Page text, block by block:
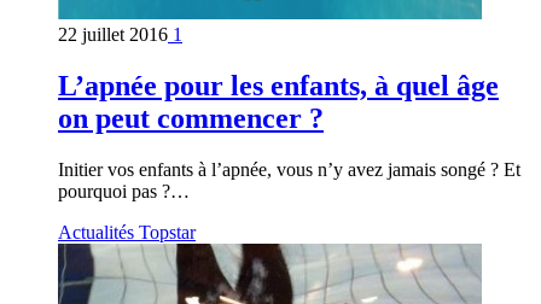
22 juillet 2016 1
L’apnée pour les enfants, à quel âge
on peut commencer ?
Initier vos enfants à l’apnée, vous n’y avez jamais songé ? Et
pourquoi pas ?…
Actualités Topstar